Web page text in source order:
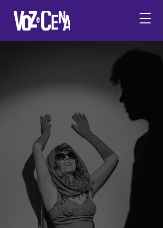
Rede de
Pesquisa
Voz e Cena:
vocalidades
e
sonoridades